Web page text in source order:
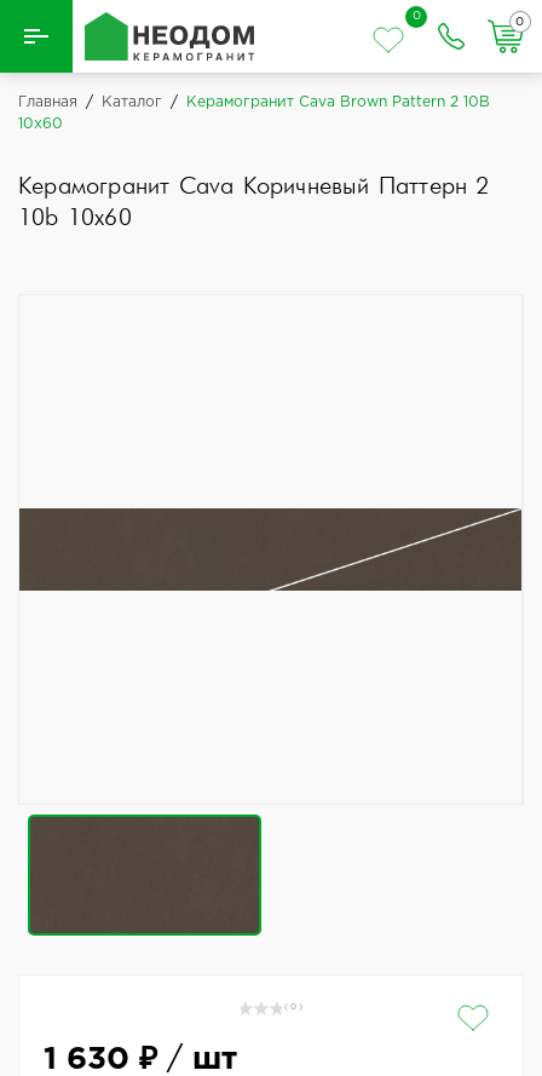
Назад
Керамическая плитка
0
0
Главная / Каталог /
Керамогранит Cava Brown Pattern 2 10B
10x60
Керамогранит Cava Коричневый Паттерн 2
10b 10x60
( 0 )
1 630 ₽/ шт